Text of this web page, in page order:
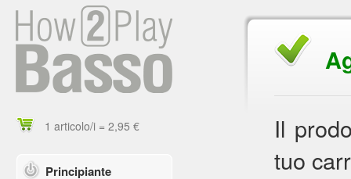
1 articolo/i = 2,95 €
Principiante
Il
tuo